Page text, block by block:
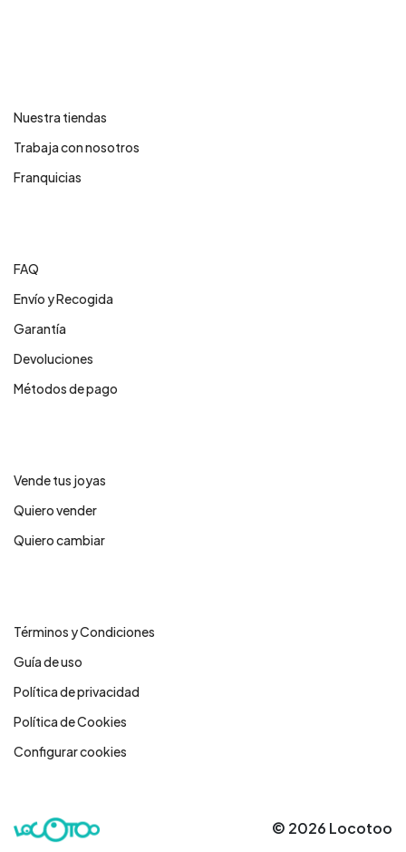
Nuestra tiendas
Trabaja con nosotros
Franquicias
FAQ
Envío y Recogida
Garantía
Devoluciones
Métodos de pago
Vende tus joyas
Quiero vender
Quiero cambiar
Términos y Condiciones
Guía de uso
Política de privacidad
Política de Cookies
Configurar cookies
© 2026 Locotoo